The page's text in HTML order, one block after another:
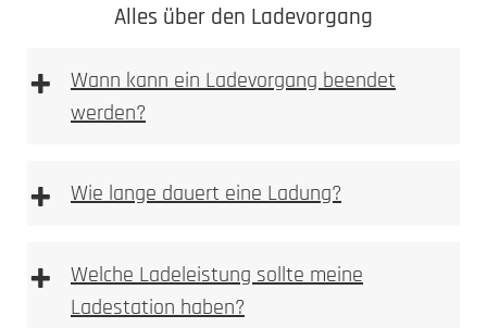
Alles über den Ladevorgang
+
Wann kann ein Ladevorgang beendet
werden?
+ Wie lange dauert eine Ladung?
+
Welche Ladeleistung sollte meine
Ladestation haben?